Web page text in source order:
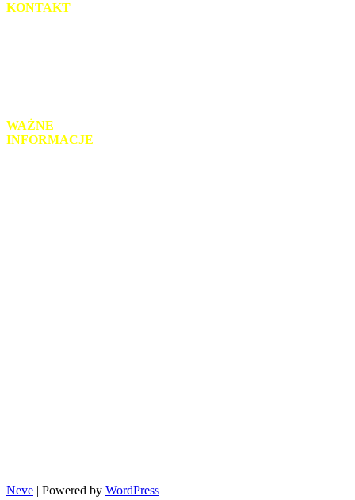
KONTAKT
WAŻNE
INFORMACJE
Neve | Powered by WordPress